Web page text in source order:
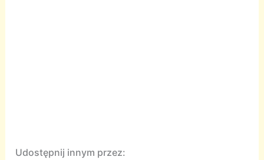
Udostępnij innym przez: